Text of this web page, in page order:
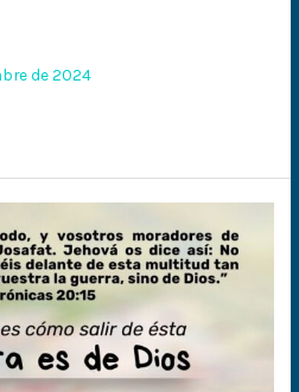
de 2024